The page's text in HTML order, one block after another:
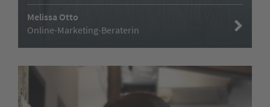
Melissa Otto
Online-Marketing-Beraterin